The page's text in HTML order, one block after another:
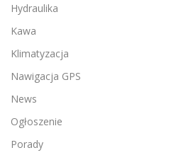
Hydraulika
Kawa
Klimatyzacja
Nawigacja GPS
News
Ogłoszenie
Porady